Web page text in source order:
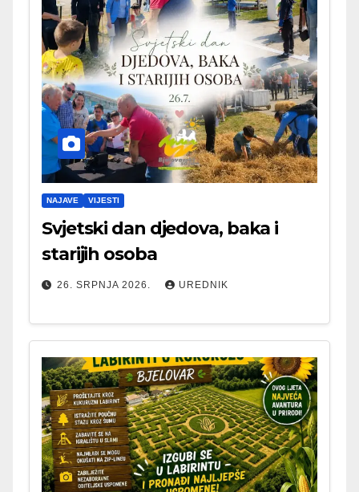
NAJAVE VIJESTI
Svjetski dan djedova, baka i
starijih osoba
26. SRPNJA 2026. UREDNIK